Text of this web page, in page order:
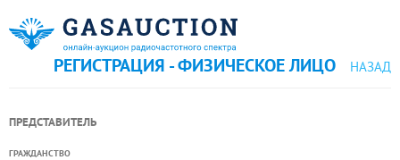
РЕГИСТРАЦИЯ - ФИЗИЧЕСКОЕ ЛИЦО НАЗАД
ПРЕДСТАВИТЕЛЬ
ГРАЖДАНСТВО